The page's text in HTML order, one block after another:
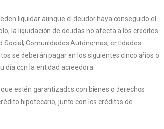
liquidar aunque el deudor haya conseguido el
la liquidación de deudas no afecta a los créditos
Social, Comunidades Autónomas, entidades
se deberán pagar en los siguientes cinco años o
día con la entidad acreedora.
estén garantizados con bienes o derechos
hipotecario, junto con los créditos de